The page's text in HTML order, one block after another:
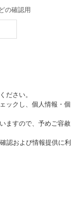
の確認用
ださい。
ックし、個人情報・個
ますので、予めご容赦
認および情報提供に利